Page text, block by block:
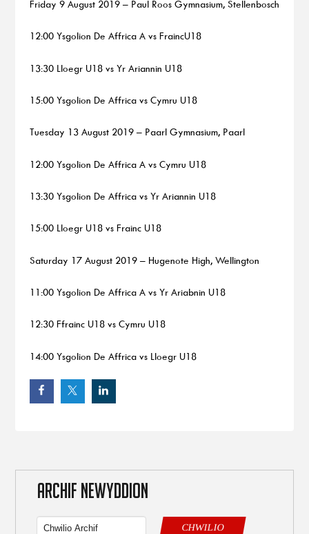
Friday 9 August 2019 – Paul Roos Gymnasium, Stellenbosch
12:00 Ysgolion De Affrica A vs FraincU18
13:30 Lloegr U18 vs Yr Ariannin U18
15:00 Ysgolion De Affrica vs Cymru U18
Tuesday 13 August 2019 – Paarl Gymnasium, Paarl
12:00 Ysgolion De Affrica A vs Cymru U18
13:30 Ysgolion De Affrica vs Yr Ariannin U18
15:00 Lloegr U18 vs Frainc U18
Saturday 17 August 2019 – Hugenote High, Wellington
11:00 Ysgolion De Affrica A vs Yr Ariabnin U18
12:30 Ffrainc U18 vs Cymru U18
14:00 Ysgolion De Affrica vs Lloegr U18
ARCHIF NEWYDDION
CHWILIO